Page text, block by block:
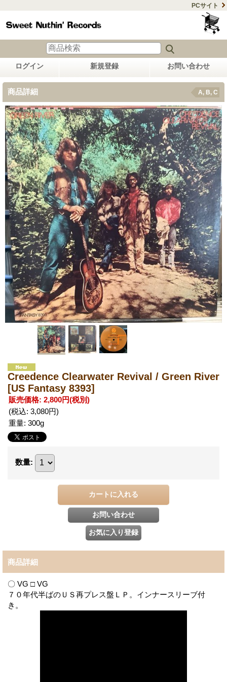
PCサイト
ログイン 新規登録 お問い合わせ
商品詳細 A, B, C
Creedence Clearwater Revival / Green River
[US Fantasy 8393]
販売価格: 2,800円(税別)
(税込: 3,080円)
重量: 300g
数量:
商品詳細
〇 VG □ VG
７０年代半ばのＵＳ再プレス盤ＬＰ。インナースリーブ付
き。